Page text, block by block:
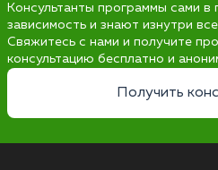
Консультанты программы сами
зависимость и знают изнутри
Свяжитесь с нами и получите
консультацию бесплатно и
Получить